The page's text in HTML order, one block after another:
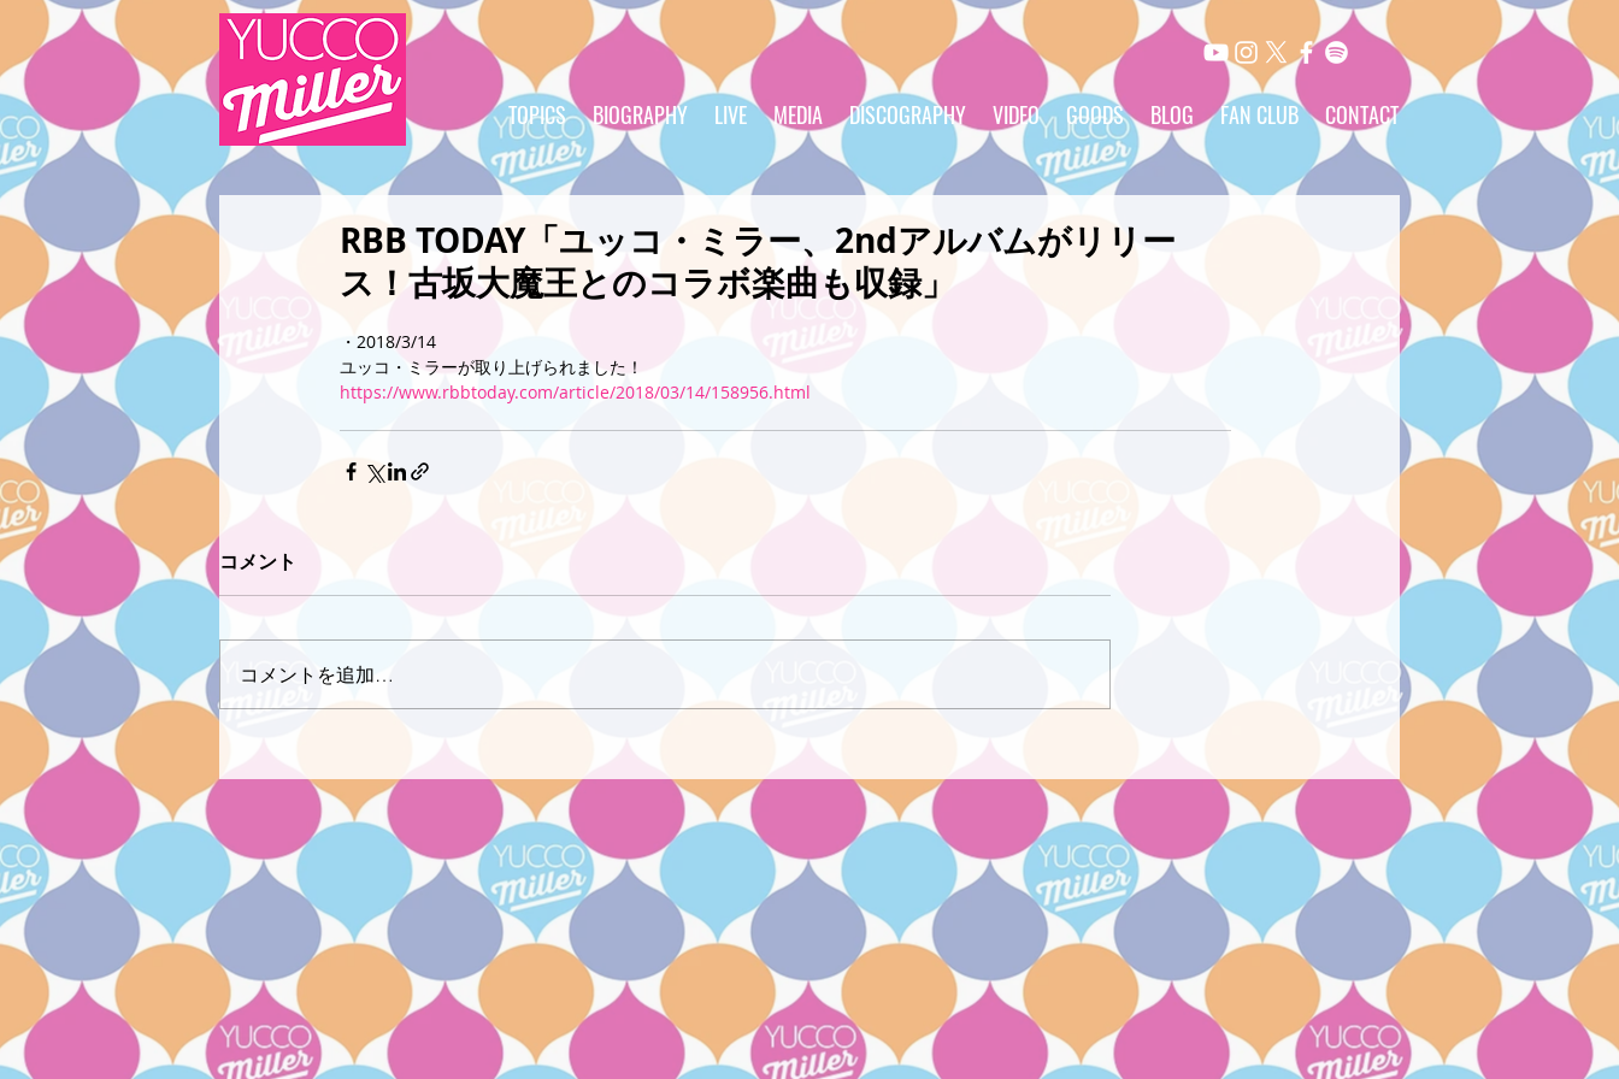
TOPICS BIOGRAPHY LIVE MEDIA DISCOGRAPHY VIDEO GOODS BLOG FAN CLUB CONTACT
RBB TODAY「ユッコ・ミラー、2ndアルバムがリリー
ス！古坂大魔王とのコラボ楽曲も収録」
・2018/3/14
ユッコ・ミラーが取り上げられました！
https://www.rbbtoday.com/article/2018/03/14/158956.html
コメント
コメントを追加…